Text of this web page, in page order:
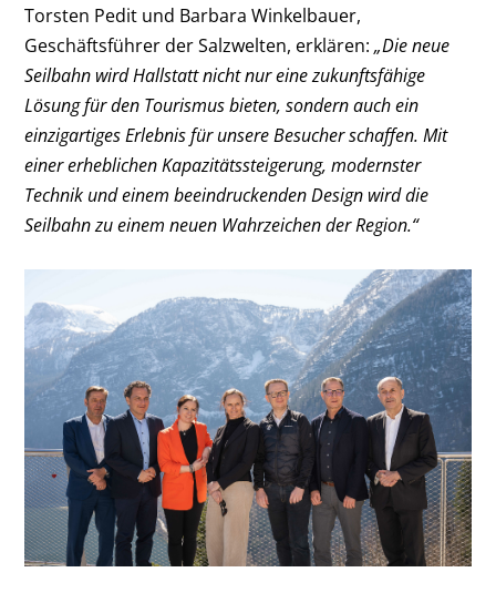
Torsten Pedit und Barbara Winkelbauer,
Geschäftsführer der Salzwelten, erklären:„Die neue
Seilbahn wird Hallstatt nicht nur eine zukunftsfähige
Lösung für den Tourismus bieten, sondern auch ein
einzigartiges Erlebnis für unsere Besucher schaffen. Mit
einer erheblichen Kapazitätssteigerung, modernster
Technik und einem beeindruckenden Design wird die
Seilbahn zu einem neuen Wahrzeichen der Region.“